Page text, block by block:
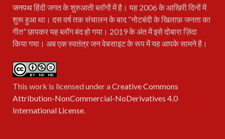
जनपथहिंदी जगत के शुरुआती ब्लॉगों में है। यह 2006 के आखिरी दिनों में
शुरू हुआ था। दस वर्ष तक संचालन के बाद “नोटबंदी के खिलाफ़ जनता का
गीत” छापकर यह ब्लॉग बंद हो गया। 2019 के अंत में इसे दोबारा ज़िंदा
किया गया। अब एक स्वतंत्र जन वेबसाइट के रूप में यह आपके सामने है।
This work is licensed under aCreative Commons
Attribution-NonCommercial-NoDerivatives 4.0
International License.